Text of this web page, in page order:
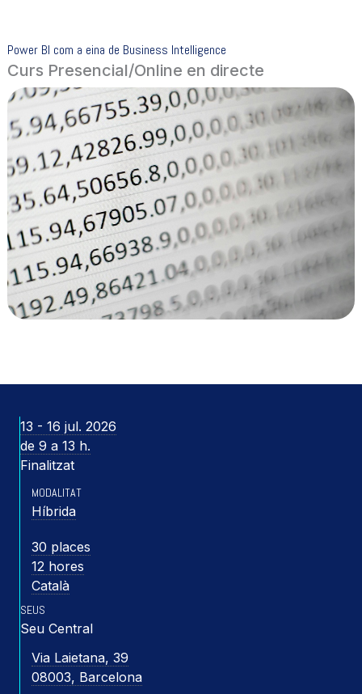
Power BI com a eina de Business Intelligence
Curs Presencial/Online en directe
13 - 16 jul. 2026
de 9 a 13 h.
Finalitzat
MODALITAT
Híbrida
30 places
12 hores
Català
SEUS
Seu Central
Via Laietana, 39
08003, Barcelona